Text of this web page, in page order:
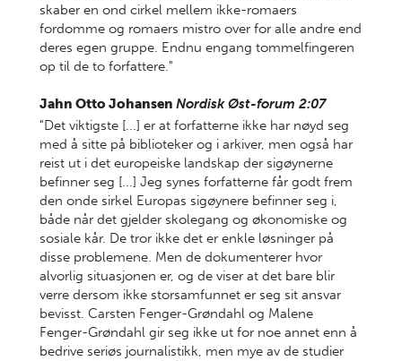
skaber en ond cirkel mellem ikke-romaers
fordomme og romaers mistro over for alle andre end
deres egen gruppe. Endnu engang tommelfingeren
op til de to forfattere."
Jahn Otto Johansen Nordisk Øst-forum 2:07
"Det viktigste [...] er at forfatterne ikke har nøyd seg
med å sitte på biblioteker og i arkiver, men også har
reist ut i det europeiske landskap der sigøynerne
befinner seg [...] Jeg synes forfatterne får godt frem
den onde sirkel Europas sigøynere befinner seg i,
både når det gjelder skolegang og økonomiske og
sosiale kår. De tror ikke det er enkle løsninger på
disse problemene. Men de dokumenterer hvor
alvorlig situasjonen er, og de viser at det bare blir
verre dersom ikke storsamfunnet er seg sit ansvar
bevisst. Carsten Fenger-Grøndahl og Malene
Fenger-Grøndahl gir seg ikke ut for noe annet enn å
bedrive seriøs journalistikk, men mye av de studier